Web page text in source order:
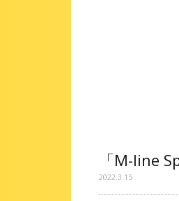
「M-line
2022.3.15